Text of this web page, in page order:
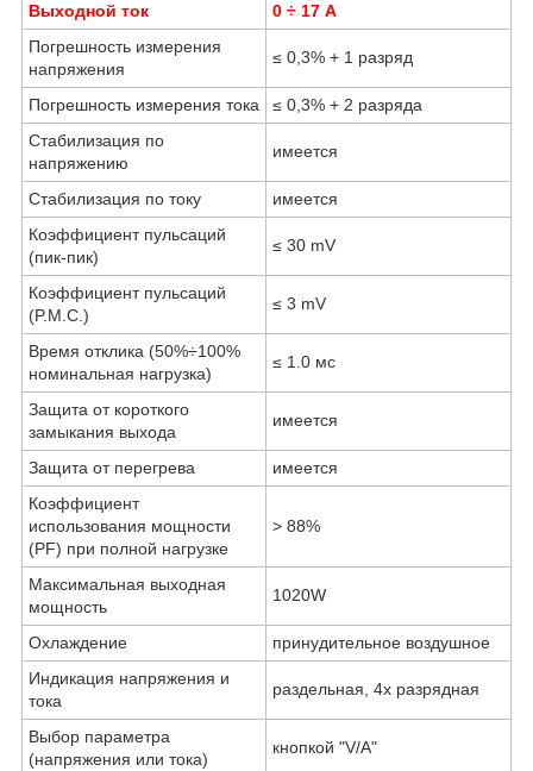
Выходной ток
0 ÷ 17 А
Погрешность измерения
напряжения
≤ 0,3% + 1 разряд
Погрешность измерения тока
≤ 0,3% + 2 разряда
Стабилизация по
напряжению
имеется
Стабилизация по току
имеется
Коэффициент пульсаций
(пик-пик)
≤ 30 mV
Коэффициент пульсаций
(P.M.C.)
≤ 3 mV
Время отклика (50%÷100%
номинальная нагрузка)
≤ 1.0 мс
Защита от короткого
замыкания выхода
имеется
Защита от перегрева
имеется
Коэффициент
использования мощности
(PF) при полной нагрузке
> 88%
Максимальная выходная
мощность
1020W
Охлаждение
принудительное воздушное
Индикация напряжения и
тока
раздельная, 4х разрядная
Выбор параметра
(напряжения или тока)
кнопкой "V/A"